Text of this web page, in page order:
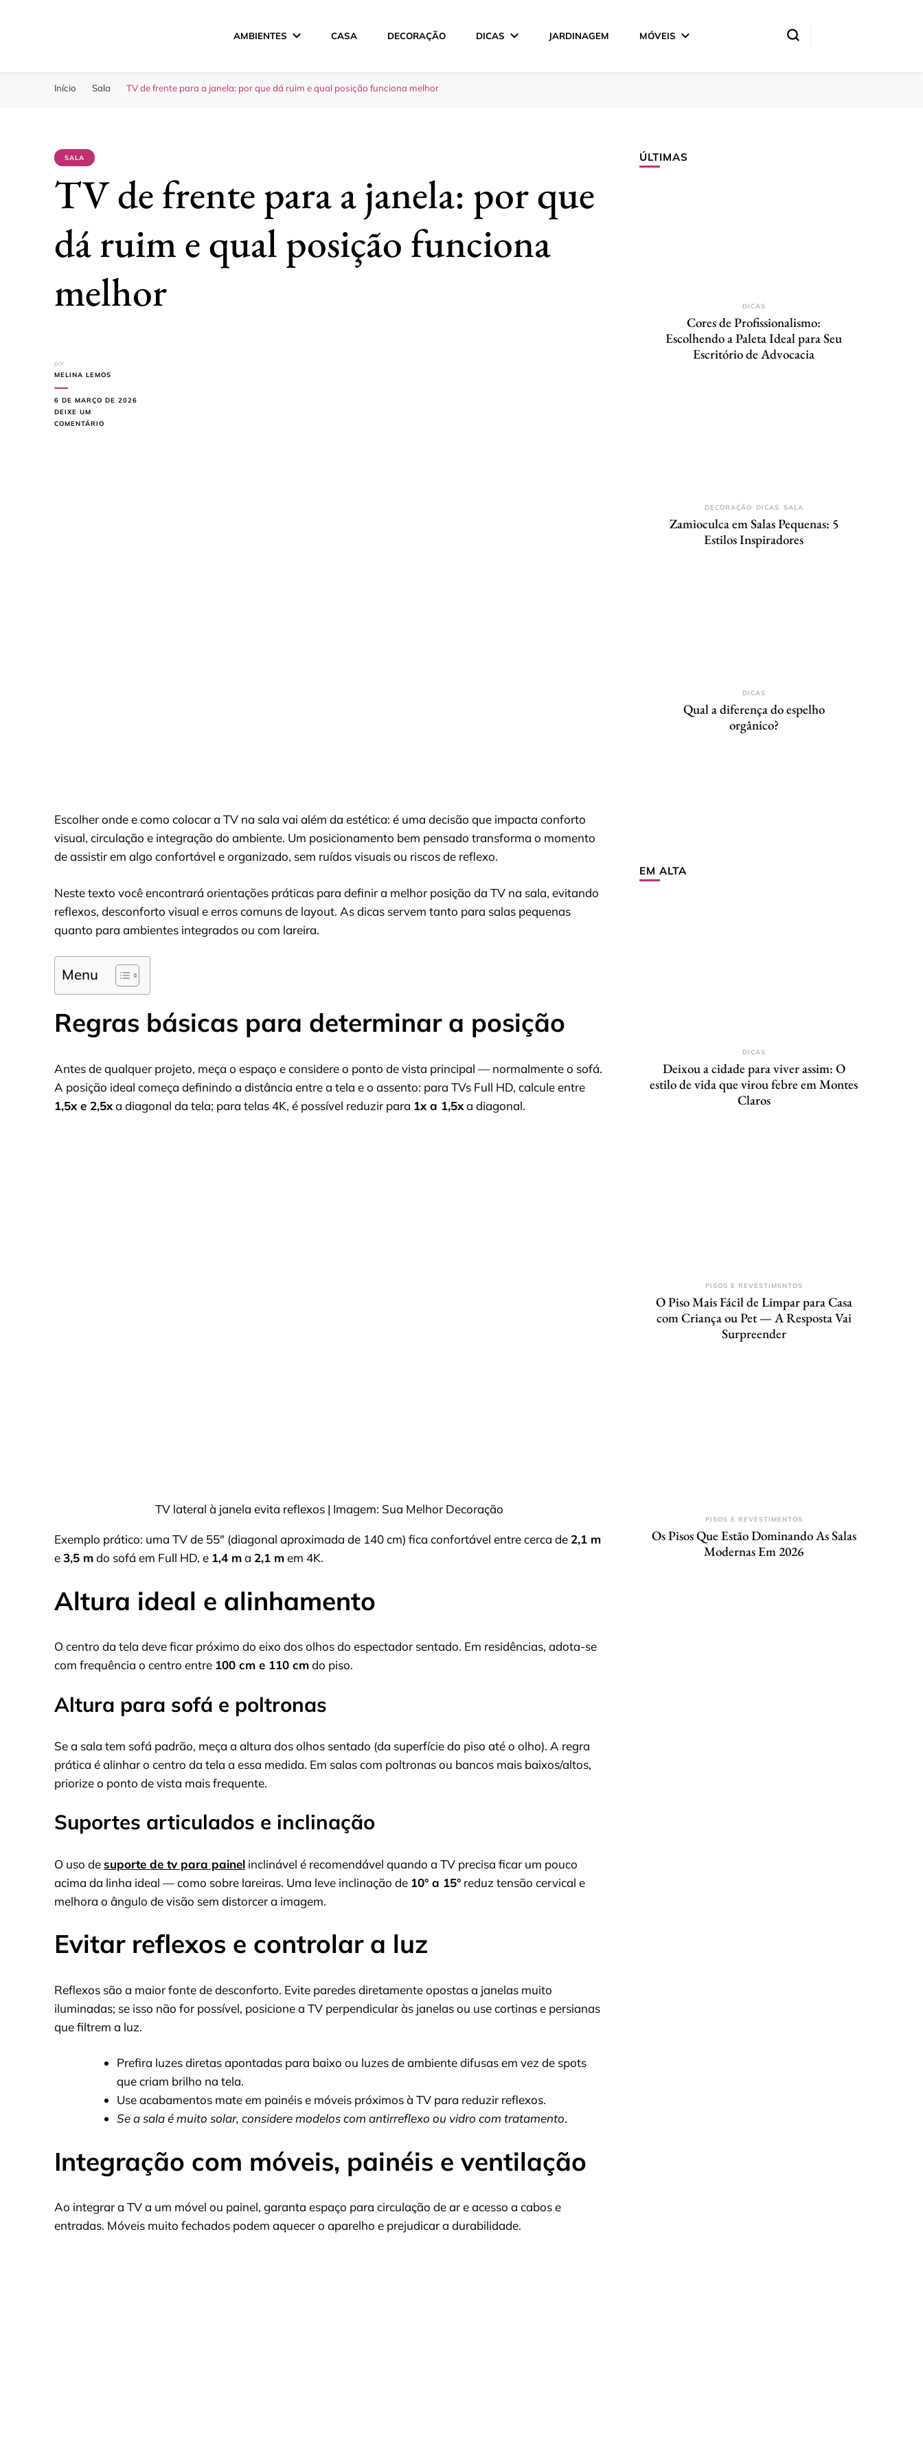
Sua Melhor Decoração
AMBIENTES CASA DECORAÇÃO DICAS JARDINAGEM MÓVEIS
Início Sala TV de frente para a janela: por que dá ruim e qual posição funciona melhor
SALA
TV de frente para a janela: por que
dá ruim e qual posição funciona
melhor
por
MELINA LEMOS
6 DE MARÇO DE 2026
DEIXE UM
COMENTÁRIO
Escolher onde e como colocar a TV na sala vai além da estética: é uma decisão que impacta conforto
visual, circulação e integração do ambiente. Um posicionamento bem pensado transforma o momento
de assistir em algo confortável e organizado, sem ruídos visuais ou riscos de reflexo.
Neste texto você encontrará orientações práticas para definir a melhor posição da TV na sala, evitando
reflexos, desconforto visual e erros comuns de layout. As dicas servem tanto para salas pequenas
quanto para ambientes integrados ou com lareira.
Menu
Regras básicas para determinar a posição
Antes de qualquer projeto, meça o espaço e considere o ponto de vista principal — normalmente o sofá.
A posição ideal começa definindo a distância entre a tela e o assento: para TVs Full HD, calcule entre
1,5x e 2,5xa diagonal da tela; para telas 4K, é possível reduzir para 1x a 1,5xa diagonal.
TV lateral à janela evita reflexos | Imagem: Sua Melhor Decoração
Exemplo prático: uma TV de 55″ (diagonal aproximada de 140 cm) fica confortável entre cerca de 2,1 m
e3,5 mdo sofá em Full HD, e 1,4 ma 2,1 mem 4K.
Altura ideal e alinhamento
O centro da tela deve ficar próximo do eixo dos olhos do espectador sentado. Em residências, adota-se
com frequência o centro entre 100 cm e 110 cmdo piso.
Altura para sofá e poltronas
Se a sala tem sofá padrão, meça a altura dos olhos sentado (da superfície do piso até o olho). A regra
prática é alinhar o centro da tela a essa medida. Em salas com poltronas ou bancos mais baixos/altos,
priorize o ponto de vista mais frequente.
Suportes articulados e inclinação
O uso desuporte de tv para painel inclinável é recomendável quando a TV precisa ficar um pouco
acima da linha ideal — como sobre lareiras. Uma leve inclinação de 10° a 15° reduz tensão cervical e
melhora o ângulo de visão sem distorcer a imagem.
Evitar reflexos e controlar a luz
Reflexos são a maior fonte de desconforto. Evite paredes diretamente opostas a janelas muito
iluminadas; se isso não for possível, posicione a TV perpendicular às janelas ou use cortinas e persianas
que filtrem a luz.
Prefira luzes diretas apontadas para baixo ou luzes de ambiente difusas em vez de spots
que criam brilho na tela.
Use acabamentos mate em painéis e móveis próximos à TV para reduzir reflexos.
Se a sala é muito solar, considere modelos com antirreflexo ou vidro com tratamento.
Integração com móveis, painéis e ventilação
Ao integrar a TV a um móvel ou painel, garanta espaço para circulação de ar e acesso a cabos e
entradas. Móveis muito fechados podem aquecer o aparelho e prejudicar a durabilidade.
ÚLTIMAS
DICAS
Cores de Profissionalismo:
Escolhendo a Paleta Ideal para Seu
Escritório de Advocacia
DECORAÇÃO DICAS SALA
Zamioculca em Salas Pequenas: 5
Estilos Inspiradores
DICAS
Qual a diferença do espelho
orgânico?
EM ALTA
DICAS
Deixou a cidade para viver assim: O
estilo de vida que virou febre em Montes
Claros
PISOS E REVESTIMENTOS
O Piso Mais Fácil de Limpar para Casa
com Criança ou Pet — A Resposta Vai
Surpreender
PISOS E REVESTIMENTOS
Os Pisos Que Estão Dominando As Salas
Modernas Em 2026